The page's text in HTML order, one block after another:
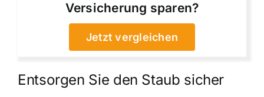
Versicherung sparen?
Jetzt vergleichen
Entsorgen Sie den Staub sicher